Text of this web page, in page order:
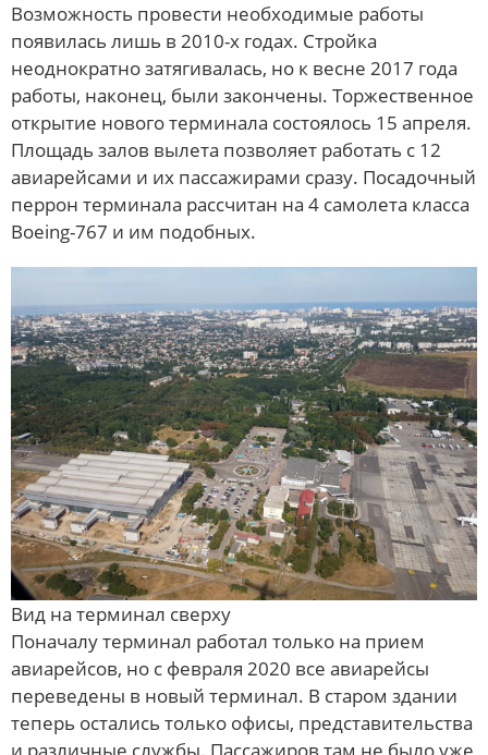
Возможность провести необходимые работы
появилась лишь в 2010-х годах. Стройка
неоднократно затягивалась, но к весне 2017 года
работы, наконец, были закончены. Торжественное
открытие нового терминала состоялось 15 апреля.
Площадь залов вылета позволяет работать с 12
авиарейсами и их пассажирами сразу. Посадочный
перрон терминала рассчитан на 4 самолета класса
Boeing-767 и им подобных.
Вид на терминал сверху
Поначалу терминал работал только на прием
авиарейсов, но с февраля 2020 все авиарейсы
переведены в новый терминал. В старом здании
теперь остались только офисы, представительства
и различные службы. Пассажиров там не было уже